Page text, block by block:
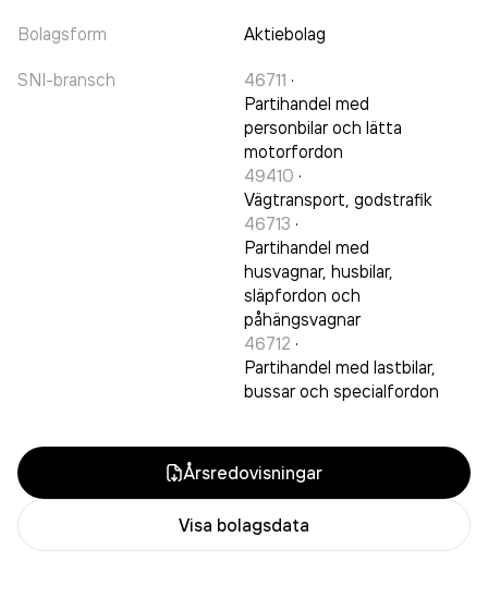
Bolagsform Aktiebolag
SNI-bransch 46711 ·
Partihandel med
personbilar och lätta
motorfordon
49410 ·
Vägtransport, godstrafik
46713 ·
Partihandel med
husvagnar, husbilar,
släpfordon och
påhängsvagnar
46712 ·
Partihandel med lastbilar,
bussar och specialfordon
Årsredovisningar
Visa bolagsdata